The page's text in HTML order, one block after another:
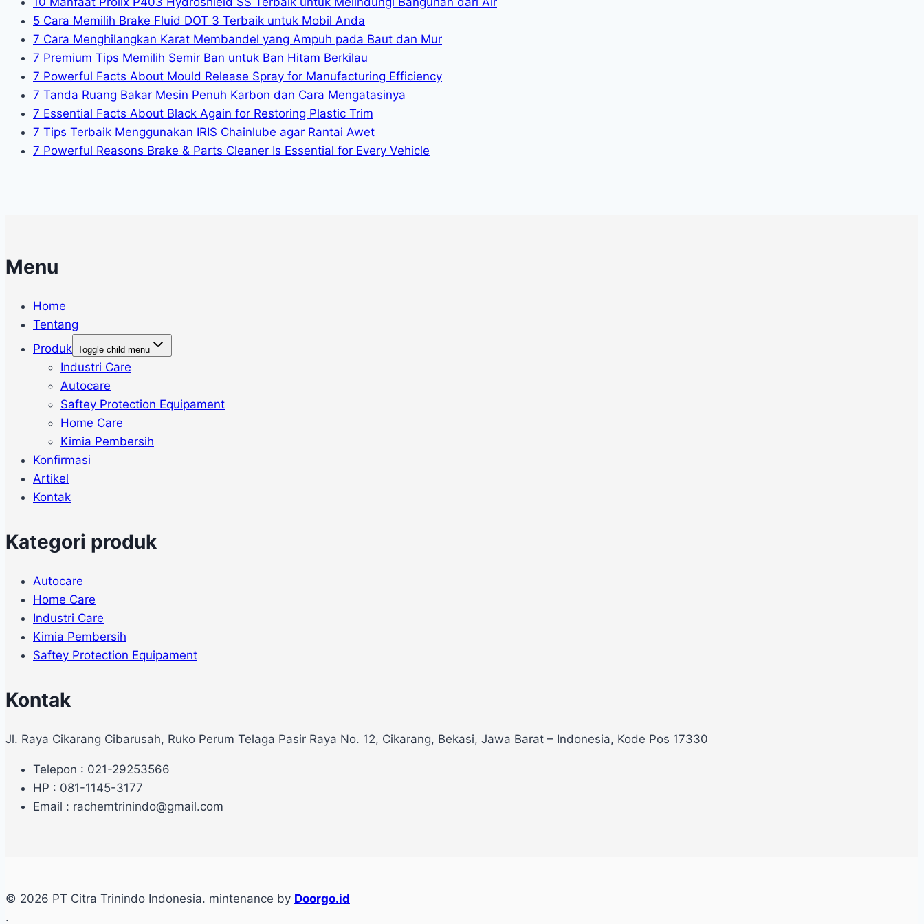
5 Cara Memilih Brake Fluid DOT 3 Terbaik untuk Mobil Anda
7 Cara Menghilangkan Karat Membandel yang Ampuh pada Baut dan Mur
7 Premium Tips Memilih Semir Ban untuk Ban Hitam Berkilau
7 Powerful Facts About Mould Release Spray for Manufacturing Efficiency
7 Tanda Ruang Bakar Mesin Penuh Karbon dan Cara Mengatasinya
7 Essential Facts About Black Again for Restoring Plastic Trim
7 Tips Terbaik Menggunakan IRIS Chainlube agar Rantai Awet
7 Powerful Reasons Brake & Parts Cleaner Is Essential for Every Vehicle
Menu
Home
Tentang
Produk Toggle child menu
Industri Care
Autocare
Saftey Protection Equipament
Home Care
Kimia Pembersih
Konfirmasi
Artikel
Kontak
Kategori produk
Autocare
Home Care
Industri Care
Kimia Pembersih
Saftey Protection Equipament
Kontak
Jl. Raya Cikarang Cibarusah, Ruko Perum Telaga Pasir Raya No. 12, Cikarang, Bekasi, Jawa Barat – Indonesia, Kode Pos 17330
Telepon : 021-29253566
HP : 081-1145-3177
Email : rachemtrinindo@gmail.com
© 2026 PT Citra Trinindo Indonesia. mintenance by Doorgo.id
.